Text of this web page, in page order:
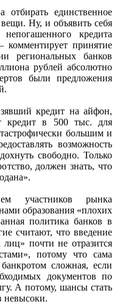
единственное
Ну, и объявить себя
кредита
принятие
региональных банков
рублей абсолютно
были предложения
кредит на айфон,
кредит в 500 тыс. для
большим и
возможность
свободно. Только
должен знать, что
участников рынка
образования «плохих
политика банков в
считают, что введение
лиц» почти не отразится
потому что сама
сложная, если
документов по
А потому, шансы стать
невысоки.